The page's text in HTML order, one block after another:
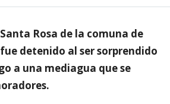
Rosa de la comuna de
detenido al ser sorprendido
a una mediagua que se